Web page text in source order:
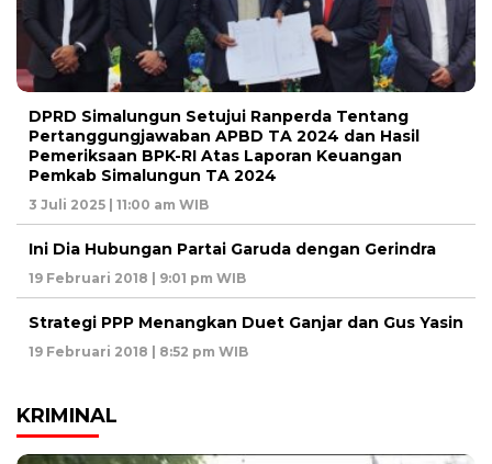
DPRD Simalungun Setujui Ranperda Tentang
Pertanggungjawaban APBD TA 2024 dan Hasil
Pemeriksaan BPK-RI Atas Laporan Keuangan
Pemkab Simalungun TA 2024
3 Juli 2025 | 11:00 am WIB
Ini Dia Hubungan Partai Garuda dengan Gerindra
19 Februari 2018 | 9:01 pm WIB
Strategi PPP Menangkan Duet Ganjar dan Gus Yasin
19 Februari 2018 | 8:52 pm WIB
KRIMINAL